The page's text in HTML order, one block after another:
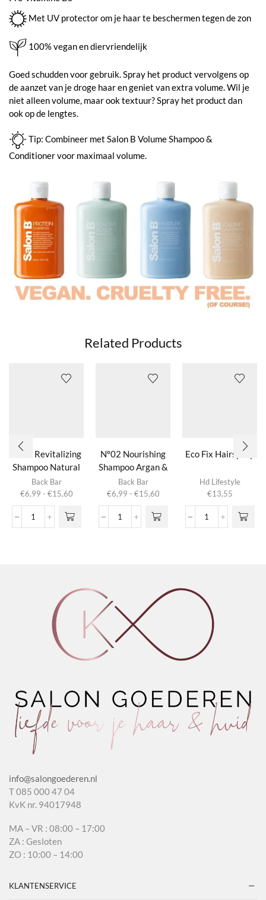
Met UV protector om je haar te beschermen tegen de zon
100% vegan en diervriendelijk
Goed schudden voor gebruik. Spray het product vervolgens op
de aanzet van je droge haar en geniet van extra volume. Wil je
niet alleen volume, maar ook textuur? Spray het product dan
ook op de lengtes.
Tip: Combineer met Salon B Volume Shampoo &
Conditioner voor maximaal volume.
Related Products
Nº04 Revitalizing
Shampoo Natural
Herbs
Back Bar
€6,99 - €15,60Prijsklasse:
tot
Nº04
Dit product
heeft
meerdere
Deze optie
Nº02 Nourishing
Shampoo Argan &
Honey
Back Bar
€6,99 - €15,60Prijsklasse:
tot
Nº02
Dit product
heeft
meerdere
Deze optie
Eco Fix Hairspray
Hd Lifestyle
€13,55
Eco
info@salongoederen.nl
T 085 000 47 04
KvK nr. 94017948
MA – VR : 08:00 – 17:00
ZA : Gesloten
ZO : 10:00 – 14:00
KLANTENSERVICE